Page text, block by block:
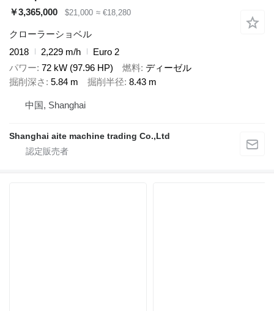
￥3,365,000
$21,000 ≈ €18,280
クローラーショベル
2018
2,229 m/h
Euro 2
パワー 72 kW (97.96 HP) 燃料 ディーゼル
掘削深さ
5.84 m 掘削半径 8.43 m
中国, Shanghai
Shanghai aite machine trading Co.,Ltd